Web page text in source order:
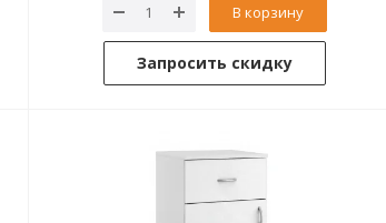
В корзину
Запросить скидку